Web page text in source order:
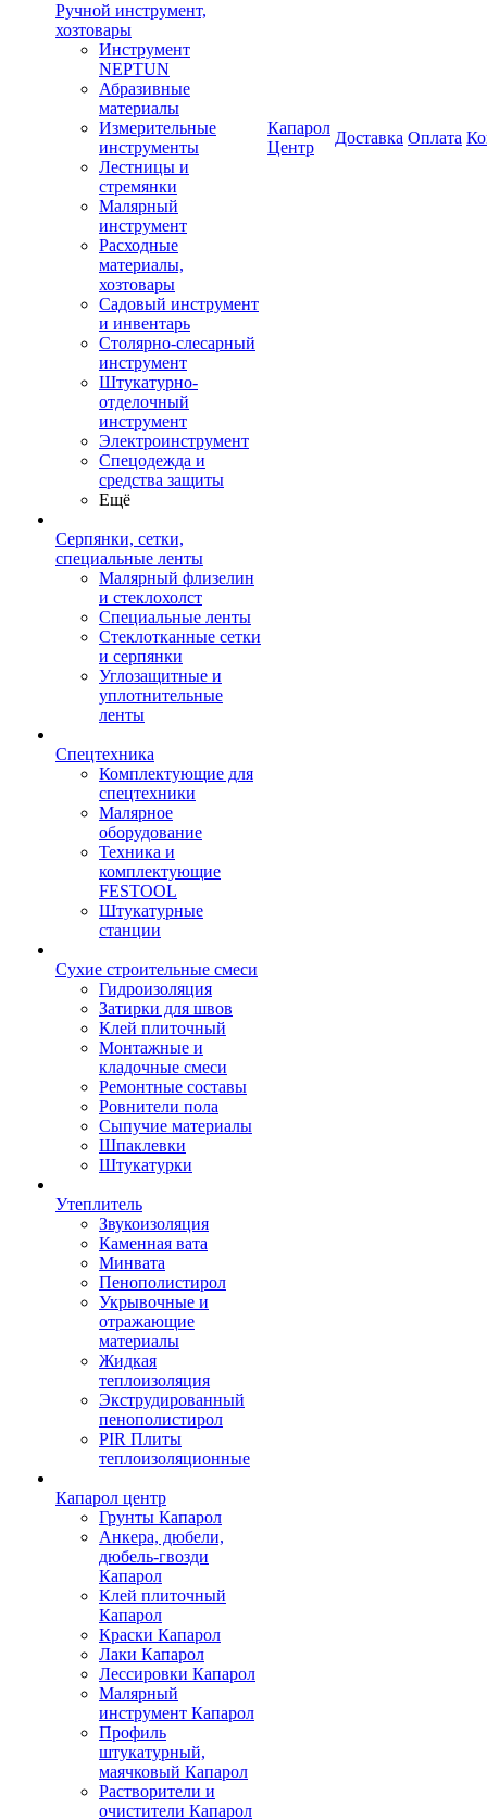
Ручной инструмент,
хозтовары
Инструмент
NEPTUN
Абразивные
материалы
Измерительные
инструменты
Лестницы и
стремянки
Малярный
инструмент
Расходные
материалы,
хозтовары
Садовый инструмент
и инвентарь
Столярно-слесарный
инструмент
Штукатурно-
отделочный
инструмент
Электроинструмент
Спецодежда и
средства защиты
Ещё
Серпянки, сетки,
специальные ленты
Малярный флизелин
и стеклохолст
Специальные ленты
Стеклотканные сетки
и серпянки
Углозащитные и
уплотнительные
ленты
Спецтехника
Комплектующие для
спецтехники
Малярное
оборудование
Техника и
комплектующие
FESTOOL
Штукатурные
станции
Сухие строительные смеси
Гидроизоляция
Затирки для швов
Клей плиточный
Монтажные и
кладочные смеси
Ремонтные составы
Ровнители пола
Сыпучие материалы
Шпаклевки
Штукатурки
Утеплитель
Звукоизоляция
Каменная вата
Минвата
Пенополистирол
Укрывочные и
отражающие
материалы
Жидкая
теплоизоляция
Экструдированный
пенополистирол
PIR Плиты
теплоизоляционные
Капарол центр
Грунты Капарол
Анкера, дюбели,
дюбель-гвозди
Капарол
Клей плиточный
Капарол
Краски Капарол
Лаки Капарол
Лессировки Капарол
Малярный
инструмент Капарол
Профиль
штукатурный,
маячковый Капарол
Растворители и
очистители Капарол
Капарол
Центр
Доставка Оплата